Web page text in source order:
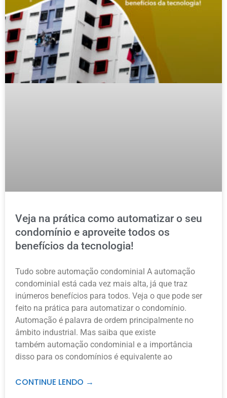
Veja na prática como automatizar o seu
condomínio e aproveite todos os
benefícios da tecnologia!
Tudo sobre automação condominial A automação
condominial está cada vez mais alta, já que traz
inúmeros benefícios para todos. Veja o que pode ser
feito na prática para automatizar o condomínio.
Automação é palavra de ordem principalmente no
âmbito industrial. Mas saiba que existe
também automação condominial e a importância
disso para os condomínios é equivalente ao
CONTINUE LENDO →